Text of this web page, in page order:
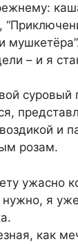
– и я
суровый
и
розам.
ужасно
я
как